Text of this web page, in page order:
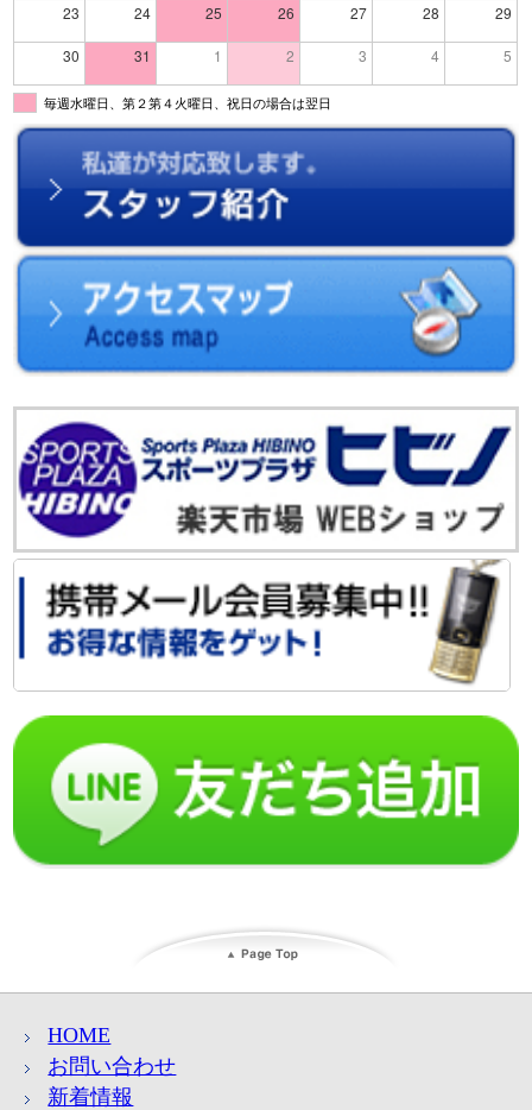
23 24 25 26 27 28 29
30 31 1 2 3 4 5
毎週水曜日、第２第４火曜日、祝日の場合は翌日
HOME
お問い合わせ
新着情報